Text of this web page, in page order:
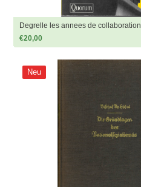
Degrelle les annees de collaboration
€20,00
Neu